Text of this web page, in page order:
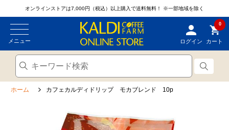
オンラインストアは7,000円（税込）以上購入で送料無料！ ※一部地域を除く
メニュー ログイン
0
カート
ホーム カフェカルディドリップ モカブレンド 10p